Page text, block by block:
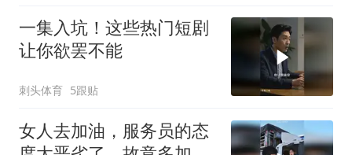
一集入坑！这些热门短剧
让你欲罢不能
刺头体育 5跟贴
女人去加油，服务员的态